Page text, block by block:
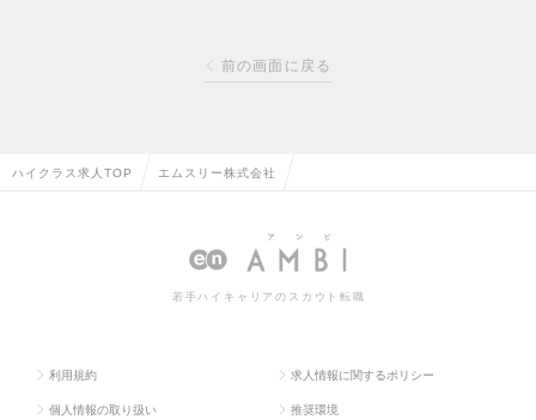
前の画面に戻る
ハイクラス求人TOP エムスリー株式会社
若手ハイキャリアのスカウト転職
利用規約 求人情報に関するポリシー
個人情報の取り扱い 推奨環境